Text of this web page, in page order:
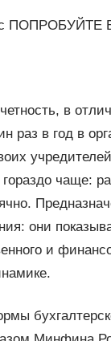
в
раз в год в
чаще:
они
и